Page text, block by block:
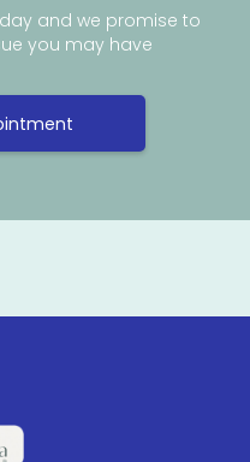
and we promise to
you may have